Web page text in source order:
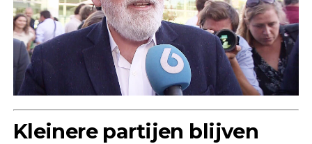
Kleinere partijen blijven